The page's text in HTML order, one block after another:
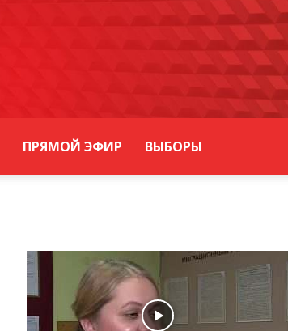
ПРЯМОЙ ЭФИР ВЫБОРЫ